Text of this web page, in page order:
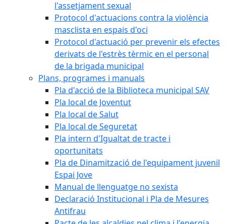
l'assetjament sexual
Protocol d'actuacions contra la violència
masclista en espais d'oci
Protocol d'actuació per prevenir els efectes
derivats de l'estrès tèrmic en el personal
de la brigada municipal
Plans, programes i manuals
Pla d'acció de la Biblioteca municipal SAV
Pla local de Joventut
Pla local de Salut
Pla local de Seguretat
Pla intern d'Igualtat de tracte i
oportunitats
Pla de Dinamització de l'equipament juvenil
Espai Jove
Manual de llenguatge no sexista
Declaració Institucional i Pla de Mesures
Antifrau